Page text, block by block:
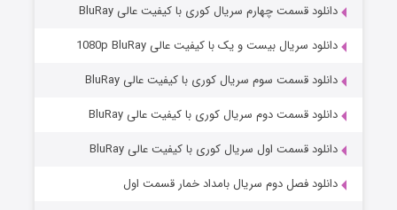
مردگان متحرک: شهر مرده ۳
قسمت۲ (زیرنویس) منتشر شد
دانلود قسمت چهارم سریال کوری با کیفیت عالی BluRay
دانلود سریال بیست و یک با کیفیت عالی 1080p BluRay
دانلود قسمت سوم سریال کوری با کیفیت عالی BluRay
دانلود قسمت دوم سریال کوری با کیفیت عالی BluRay
دانلود قسمت اول سریال کوری با کیفیت عالی BluRay
دانلود فصل دوم سریال بامداد خمار قسمت اول